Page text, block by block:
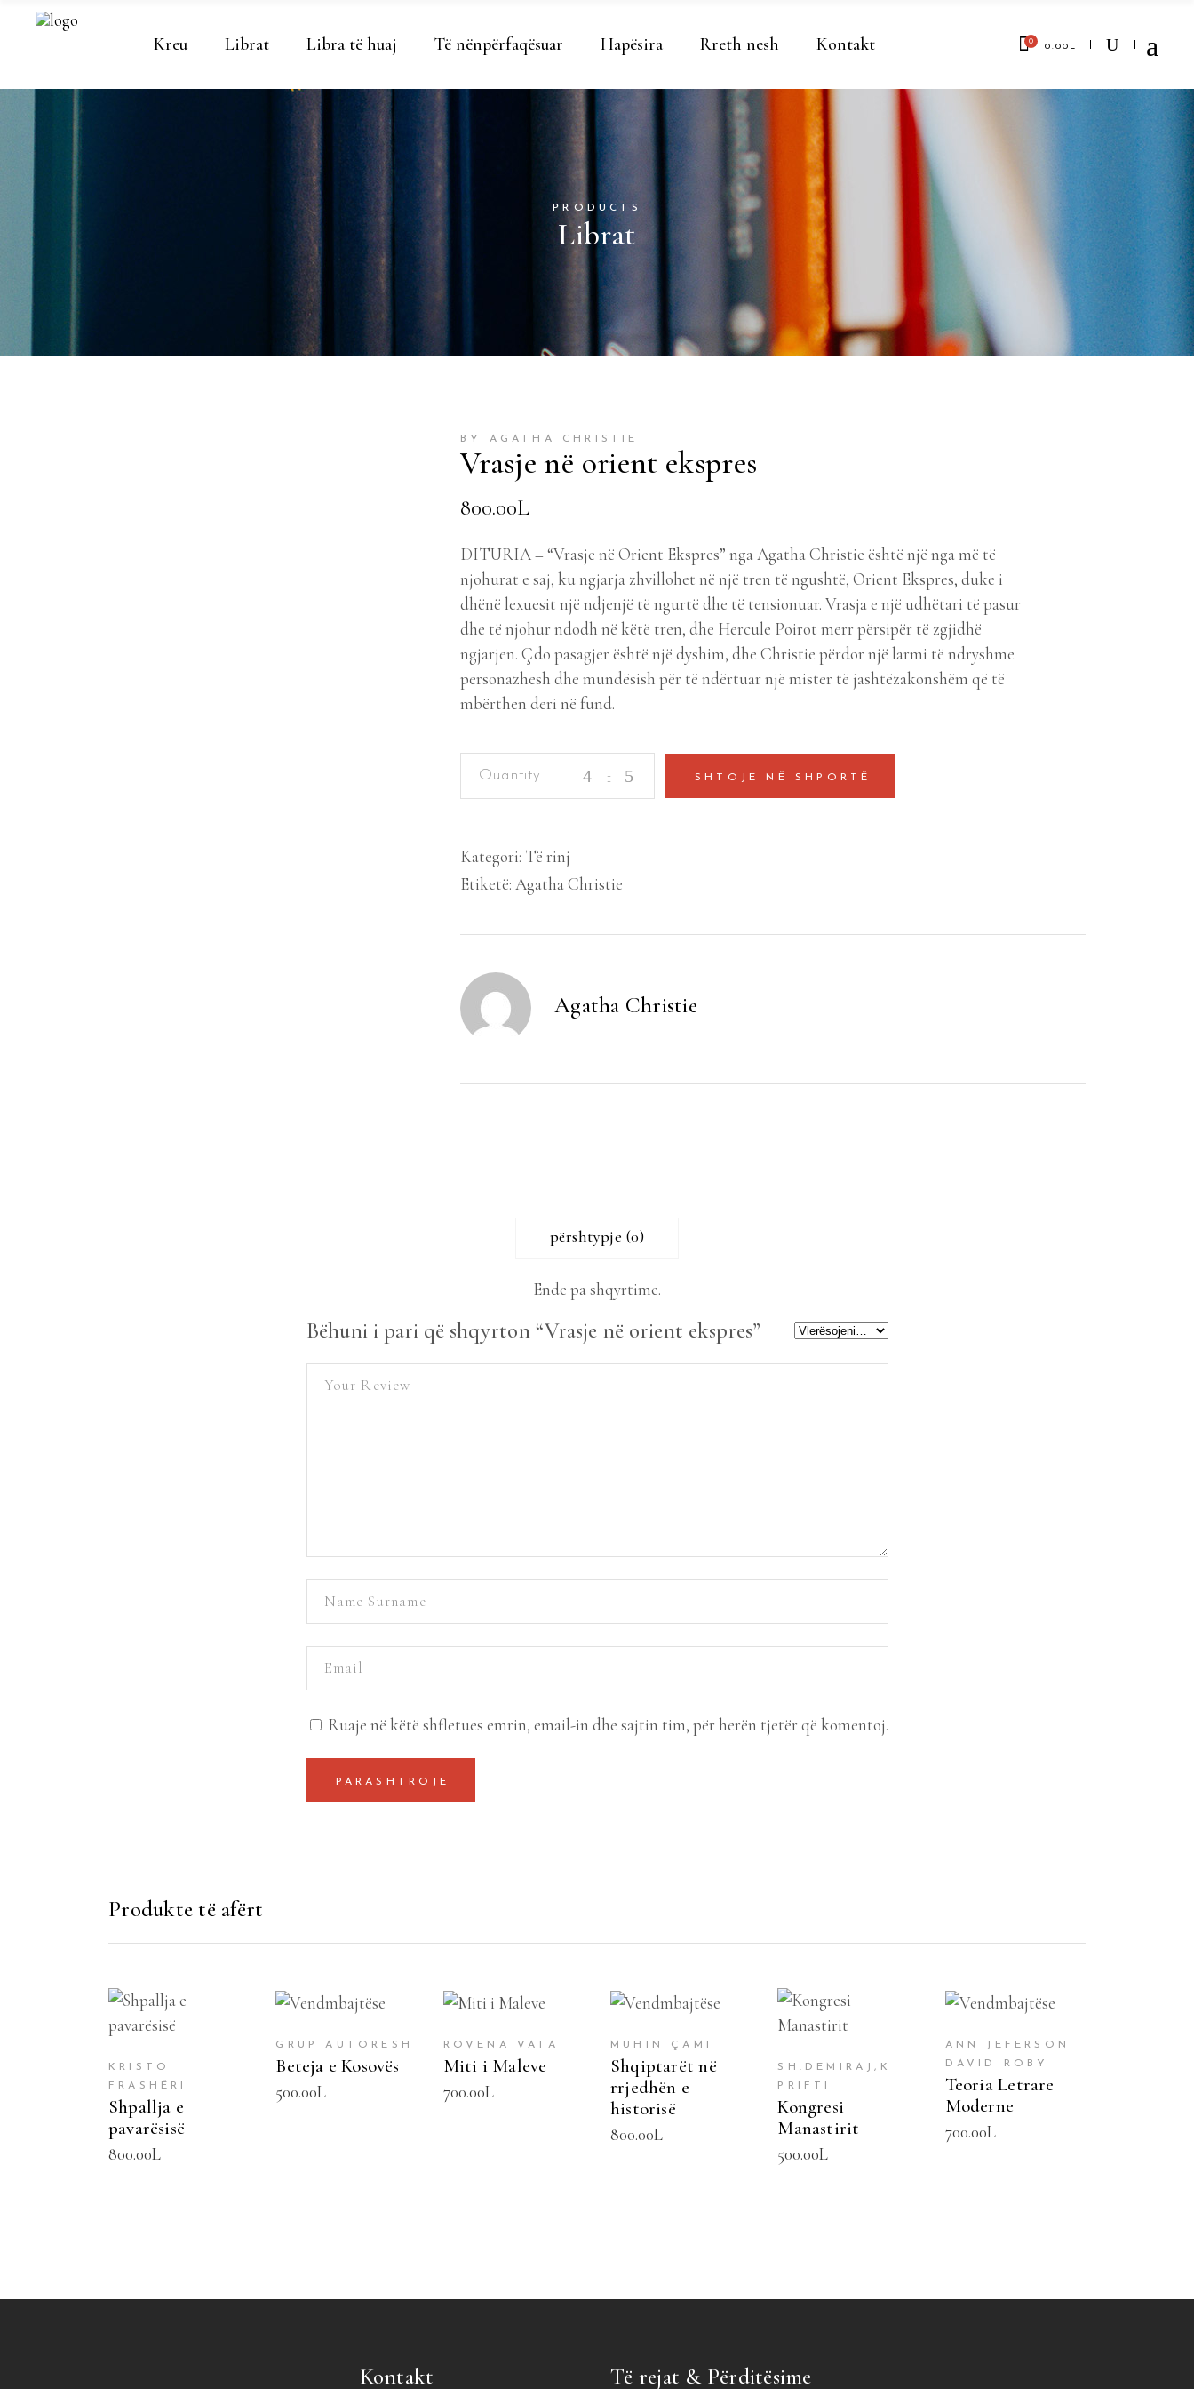
Kreu Librat Libra të huaj Të nënpërfaqësuar Hapësira Rreth nesh Kontakt 0 0.00 L
No products in the cart.
PRODUCTS
Librat
BY AGATHA CHRISTIE
Vrasje në orient ekspres
800.00L
DITURIA – “Vrasje në Orient Ekspres” nga Agatha Christie është një nga më të
njohurat e saj, ku ngjarja zhvillohet në një tren të ngushtë, Orient Ekspres, duke i
dhënë lexuesit një ndjenjë të ngurtë dhe të tensionuar. Vrasja e një udhëtari të pasur
dhe të njohur ndodh në këtë tren, dhe Hercule Poirot merr përsipër të zgjidhë
ngjarjen. Çdo pasagjer është një dyshim, dhe Christie përdor një larmi të ndryshme
personazhesh dhe mundësish për të ndërtuar një mister të jashtëzakonshëm që të
mbërthen deri në fund.
quantity
SHTOJE NË SHPORTË
Kategori: Të rinj
Etiketë: Agatha Christie
Agatha Christie
përshtypje (0)
Ende pa shqyrtime.
Bëhuni i pari që shqyrton “Vrasje në orient ekspres”
Ruaje në këtë shfletues emrin, email-in dhe sajtin tim, për herën tjetër që komentoj.
Produkte të afërt
SHTOJE NË
KRISTO
FRASHËRI
Shpallja e
pavarësisë
800.00L
SHTOJE NË
SHPORTË
GRUP AUTORESH
Beteja e Kosovës
500.00L
SHPORTË
ROVENA VATA
Miti i Maleve
700.00L
SHTOJE NË
SHPORTË
MUHIN ÇAMI
Shqiptarët në
rrjedhën e
historisë
800.00L
SHTOJE NË
SH.DEMIRAJ,K
PRIFTI
Kongresi
Manastirit
500.00L
SHTOJE NË
SHPORTË
ANN JEFERSON
DAVID ROBY
Teoria Letrare
Moderne
700.00L
Kontakt Të rejat & Përditësime